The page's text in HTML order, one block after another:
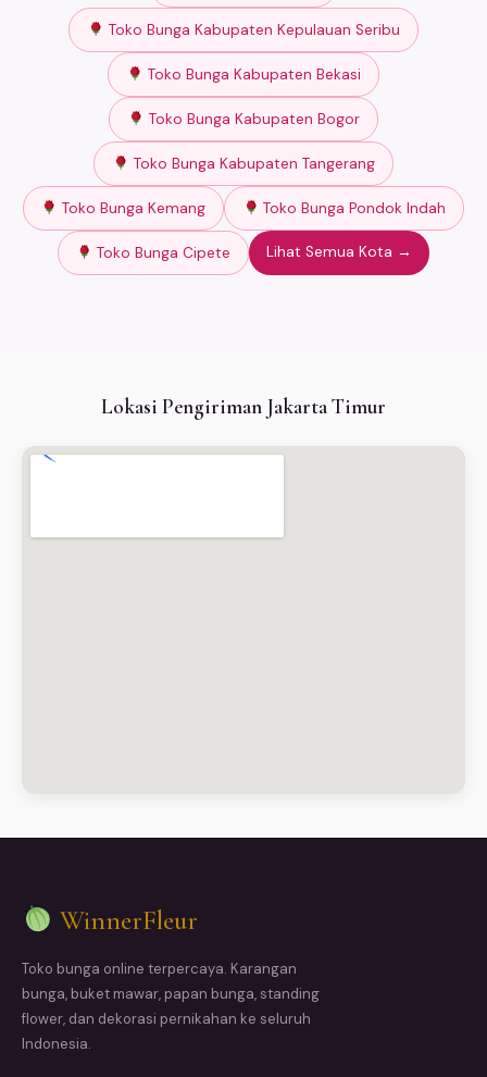
Toko Bunga Kabupaten Kepulauan Seribu
Toko Bunga Kabupaten Bekasi
Toko Bunga Kabupaten Bogor
Toko Bunga Kabupaten Tangerang
Toko Bunga Kemang Toko Bunga Pondok Indah
Toko Bunga Cipete Lihat Semua Kota →
Lokasi Pengiriman Jakarta Timur
WinnerFleur
Toko bunga online terpercaya. Karangan
bunga, buket mawar, papan bunga, standing
flower, dan dekorasi pernikahan ke seluruh
Indonesia.